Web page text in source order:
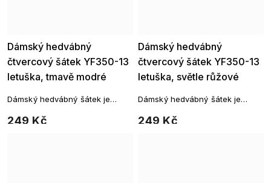
Dámský hedvábný
čtvercový šátek YF350-13
letuška, tmavě modré
249 Kč
Dámský hedvábný šátek je
ho uvázat kolem krku na mnoho
Dámský hedvábný
čtvercový šátek YF350-13
letuška, světle růžové
249 Kč
Dámský hedvábný šátek je
ho uvázat kolem krku na mnoho